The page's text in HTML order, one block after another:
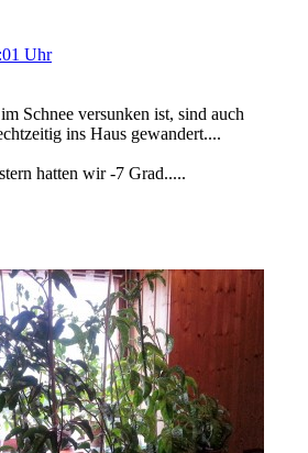
Uhr
Schnee versunken ist, sind auch
ins Haus gewandert....
hatten wir -7 Grad.....